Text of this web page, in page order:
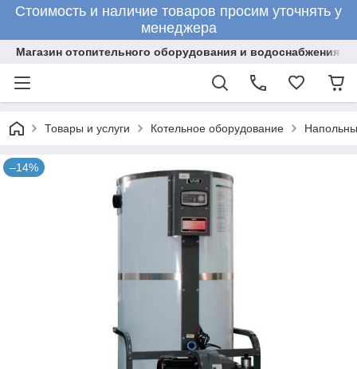
Стоимость и наличие товаров просим уточнять у
менеджера
Магазин отопительного оборудования и водоснабжения
Товары и услуги Котельное оборудование
–14%